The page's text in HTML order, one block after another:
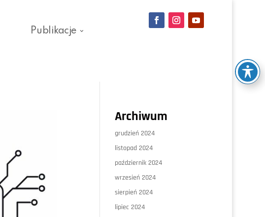
Publikacje
Archiwum
grudzień 2024
listopad 2024
październik 2024
wrzesień 2024
sierpień 2024
lipiec 2024